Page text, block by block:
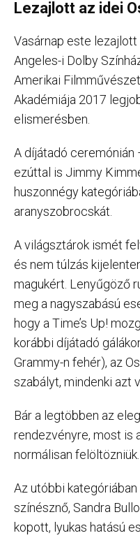
Lezajlott az idei
Vasárnap este lezajlott
Angeles-i Dolby
Amerikai
Akadémiája 2017
elismerésben.
A díjátadó ceremónián
ezúttal is Jimmy
huszonnégy
aranyszobrocskát.
A világsztárok ismét
és nem túlzás
magukért. Lenyűgöző
meg a nagyszabású
hogy a Time’s Up!
korábbi díjátadó
Grammy-n fehér), az
szabályt, mindenki azt
Bár a legtöbben az
rendezvényre, most is
normálisan felöltözniük.
Az utóbbi
színésznő, Sandra
kopott, lyukas hatású